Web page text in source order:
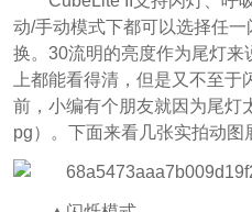
动/手动模式下都可以选择任
换。30流明的亮度作为尾灯
上都能看得清，但是又不至
前，小编有个朋友就因为尾灯
pg）。下面来看几张实拍动图